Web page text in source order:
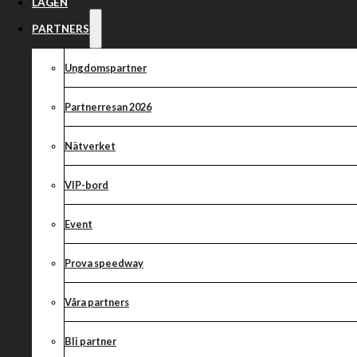
PARTNERS
Ungdomspartner
Partnerresan 2026
Nätverket
VIP-bord
Event
Prova speedway
Våra partners
Bli partner
ONSDAG!